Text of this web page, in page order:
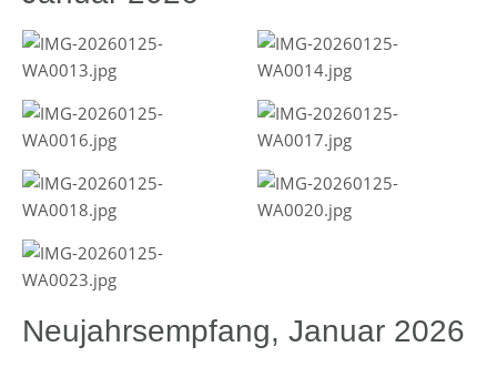
Neujahrsempfang, Januar 2026